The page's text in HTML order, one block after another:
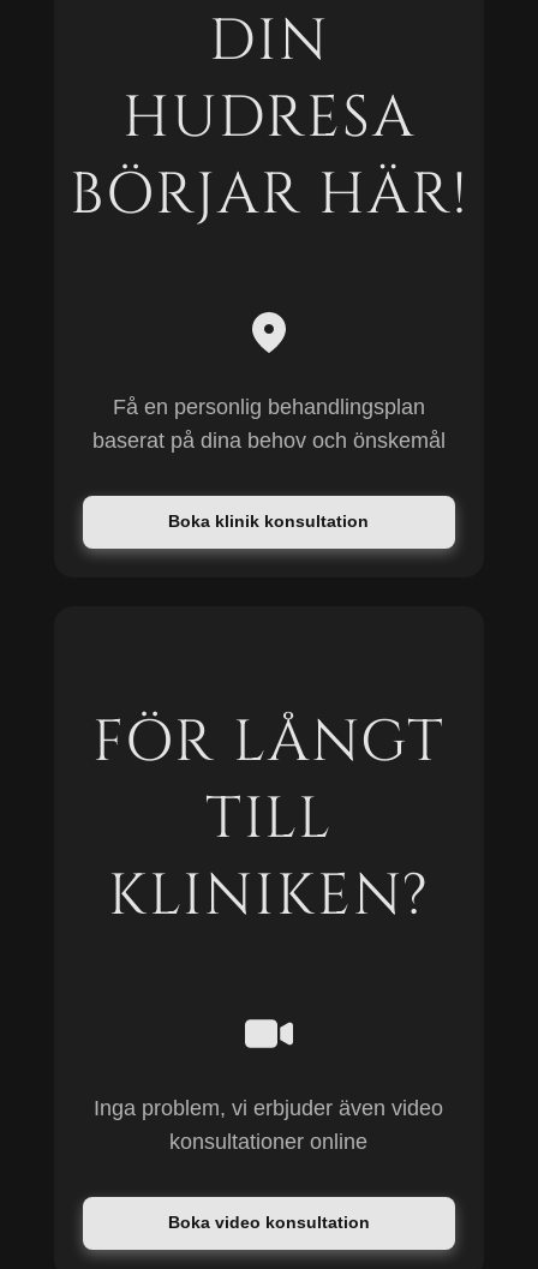
DIN
HUDRESA
BÖRJAR HÄR!
Få en personlig behandlingsplan
baserat på dina behov och önskemål
Boka klinik konsultation
FÖR LÅNGT
TILL
KLINIKEN?
Inga problem, vi erbjuder även video
konsultationer online
Boka video konsultation